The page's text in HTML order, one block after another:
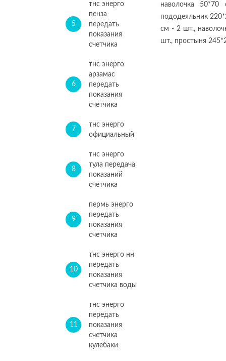
5
тнс энерго
пенза
передать
показания
счетчика
6
тнс энерго
арзамас
передать
показания
счетчика
7
тнс энерго
официальный
8
тнс энерго
тула передача
показаний
счетчика
9
пермь энерго
передать
показания
счетчика
10
тнс энерго нн
передать
показания
счетчика воды
11
тнс энерго
передать
показания
счетчика
кулебаки
наволочка
пододеяльник
см - 2 шт.,
шт., простыня